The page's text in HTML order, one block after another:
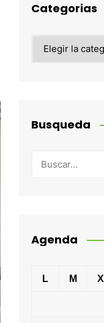
Categorias
Busqueda
Agenda
L M X